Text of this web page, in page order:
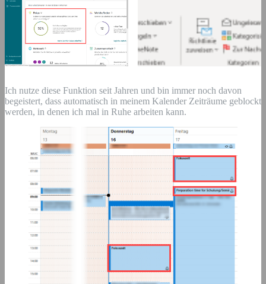
Ich nutze diese Funktion seit Jahren und bin immer noch davon
begeistert, dass automatisch in meinem Kalender Zeiträume geblockt
werden, in denen ich mal in Ruhe arbeiten kann.